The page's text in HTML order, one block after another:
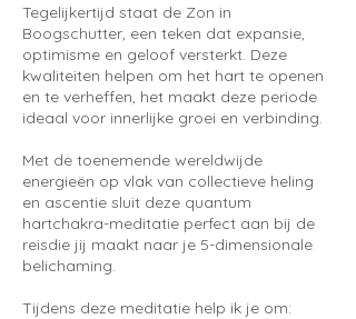
Tegelijkertijd staat de Zon in
Boogschutter, een teken dat expansie,
optimisme en geloof versterkt. Deze
kwaliteiten helpen om het hart te openen
en te verheffen, het maakt deze periode
ideaal voor innerlijke groei en verbinding.
Met de toenemende wereldwijde
energieën op vlak van collectieve heling
en ascentie sluit deze quantum
hartchakra-meditatie perfect aan bij de
reisdie jij maakt naar je 5-dimensionale
belichaming.
Tijdens deze meditatie help ik je om: